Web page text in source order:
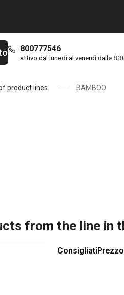
800777546
attivo dal lunedì al venerdì dalle
product lines BAMBOO
from the line in
Consigliati